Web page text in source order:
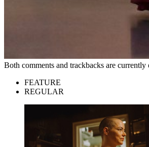
Both comments and trackbacks are currently
FEATURE
REGULAR